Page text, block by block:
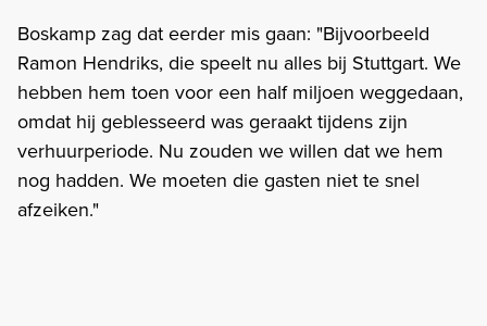
Boskamp zag dat eerder mis gaan: "Bijvoorbeeld
Ramon Hendriks, die speelt nu alles bij Stuttgart. We
hebben hem toen voor een half miljoen weggedaan,
omdat hij geblesseerd was geraakt tijdens zijn
verhuurperiode. Nu zouden we willen dat we hem
nog hadden. We moeten die gasten niet te snel
afzeiken."